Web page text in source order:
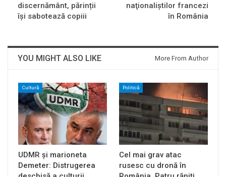
discernământ, părinții
își sabotează copiii
naţionaliştilor francezi
în România
YOU MIGHT ALSO LIKE More From Author
Cultură
UDMR și marioneta
Demeter: Distrugerea
Politică
Cel mai grav atac
rusesc cu dronă în